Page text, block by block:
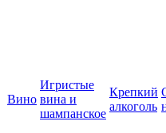
Вино
Игристые
вина и
шампанское
Крепкий
алкоголь